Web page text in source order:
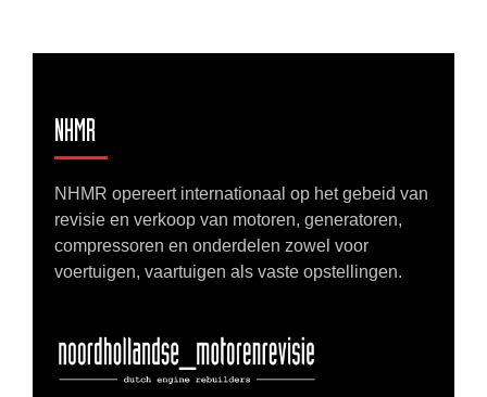
NHMR
NHMR opereert internationaal op het gebeid van
revisie en verkoop van motoren, generatoren,
compressoren en onderdelen zowel voor
voertuigen, vaartuigen als vaste opstellingen.